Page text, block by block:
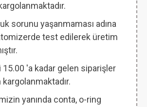
sorunu yaşanmaması adına
test edilerek üretim
15.00 'a kadar gelen siparişler
kargolanmaktadır.
yanında conta, o-ring